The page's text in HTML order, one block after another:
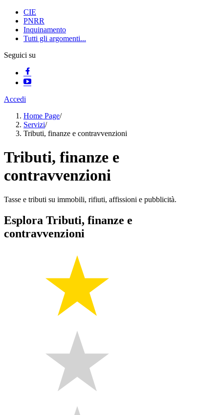
CIE
PNRR
Inquinamento
Tutti gli argomenti...
Seguici su
Accedi
Home Page/
Servizi/
Tributi, finanze e contravvenzioni
Tributi, finanze e
contravvenzioni
Tasse e tributi su immobili, rifiuti, affissioni e pubblicità.
Esplora Tributi, finanze e
contravvenzioni